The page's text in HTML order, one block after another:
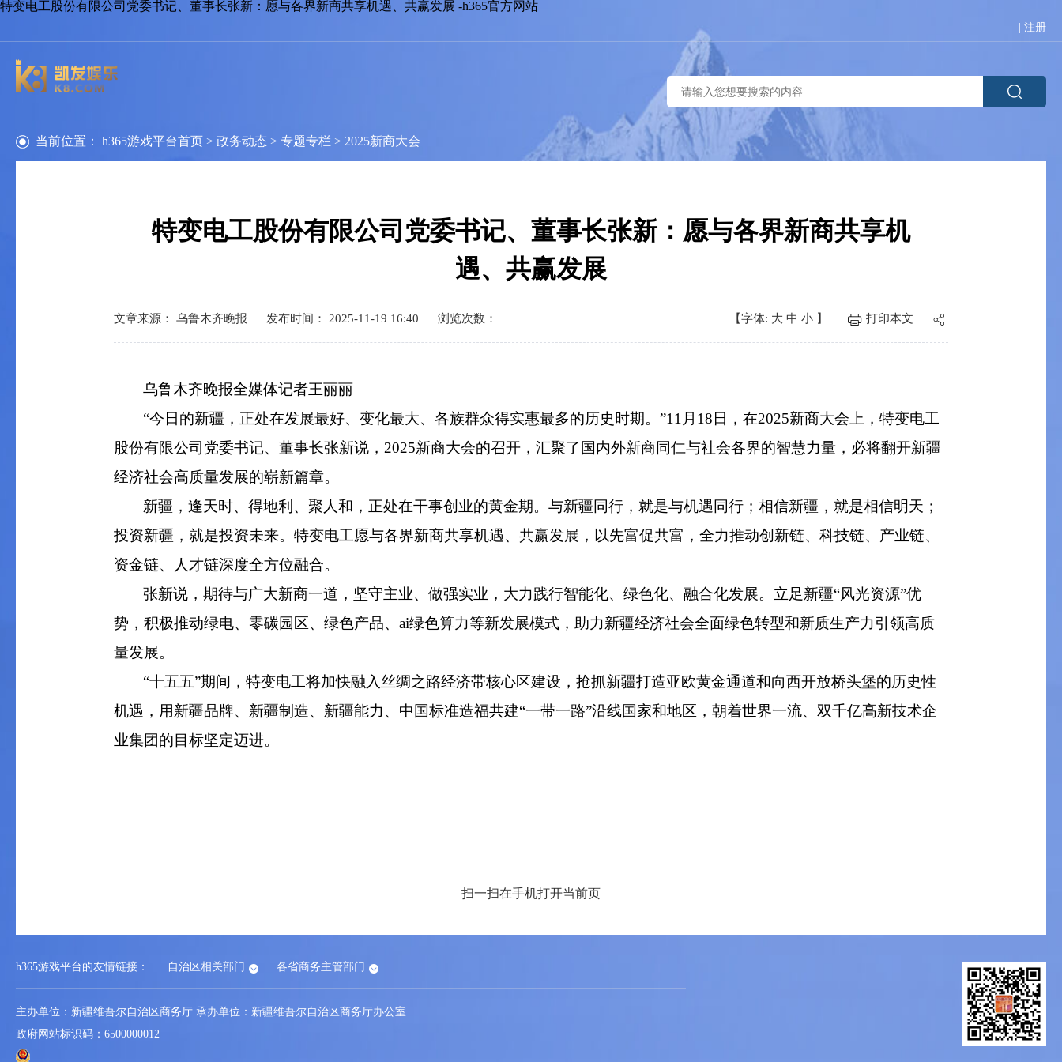
特变电工股份有限公司党委书记、董事长张新：愿与各界新商共享机遇、共赢发展 -h365官方网站
注册
当前位置： h365游戏平台首页 > 政务动态 > 专题专栏 > 2025新商大会
特变电工股份有限公司党委书记、董事长张新：愿与各界新商共享机
遇、共赢发展
文章来源： 乌鲁木齐晚报 发布时间： 2025-11-19 16:40 浏览次数： 【字体: 大 中 小 】 打印本文
乌鲁木齐晚报全媒体记者王丽丽
“今日的新疆，正处在发展最好、变化最大、各族群众得实惠最多的历史时期。”11月18日，在2025新商大会上，特变电工
股份有限公司党委书记、董事长张新说，2025新商大会的召开，汇聚了国内外新商同仁与社会各界的智慧力量，必将翻开新疆
经济社会高质量发展的崭新篇章。
新疆，逢天时、得地利、聚人和，正处在干事创业的黄金期。与新疆同行，就是与机遇同行；相信新疆，就是相信明天；
投资新疆，就是投资未来。特变电工愿与各界新商共享机遇、共赢发展，以先富促共富，全力推动创新链、科技链、产业链、
资金链、人才链深度全方位融合。
张新说，期待与广大新商一道，坚守主业、做强实业，大力践行智能化、绿色化、融合化发展。立足新疆“风光资源”优
势，积极推动绿电、零碳园区、绿色产品、ai绿色算力等新发展模式，助力新疆经济社会全面绿色转型和新质生产力引领高质
量发展。
“十五五”期间，特变电工将加快融入丝绸之路经济带核心区建设，抢抓新疆打造亚欧黄金通道和向西开放桥头堡的历史性
机遇，用新疆品牌、新疆制造、新疆能力、中国标准造福共建“一带一路”沿线国家和地区，朝着世界一流、双千亿高新技术企
业集团的目标坚定迈进。
扫一扫在手机打开当前页
h365游戏平台的友情链接： 自治区相关部门 各省商务主管部门
h365官方网站-h365游戏
平台
主办单位：新疆维吾尔自治区商务厅 承办单位：新疆维吾尔自治区商务厅办公室
政府网站标识码：6500000012